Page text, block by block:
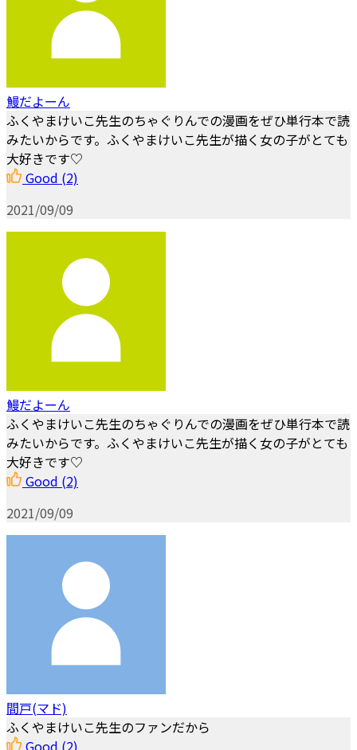
鰻だよーん
ふくやまけいこ先生のちゃぐりんでの漫画をぜひ単行本で読
みたいからです。ふくやまけいこ先生が描く女の子がとても
大好きです♡
Good (2)
2021/09/09
鰻だよーん
ふくやまけいこ先生のちゃぐりんでの漫画をぜひ単行本で読
みたいからです。ふくやまけいこ先生が描く女の子がとても
大好きです♡
Good (2)
2021/09/09
間戸(マド)
ふくやまけいこ先生のファンだから
Good (2)